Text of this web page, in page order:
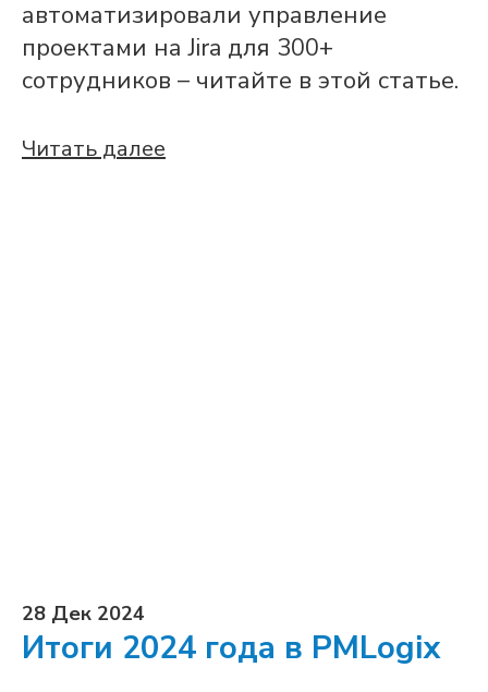
автоматизировали управление
проектами на Jira для 300+
сотрудников – читайте в этой статье.
Читать далее
28 Дек 2024
Итоги 2024 года в PMLogix